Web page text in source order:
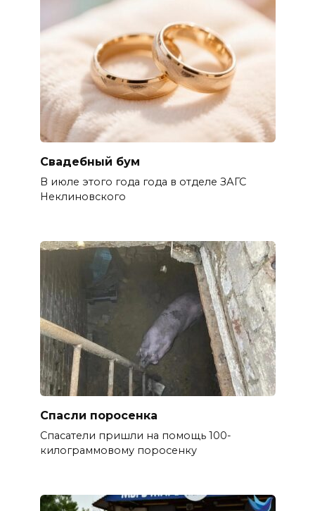
Свадебный бум
В июле этого года года в отделе ЗАГС
Неклиновского
Спасли поросенка
Спасатели пришли на помощь 100-
килограммовому поросенку